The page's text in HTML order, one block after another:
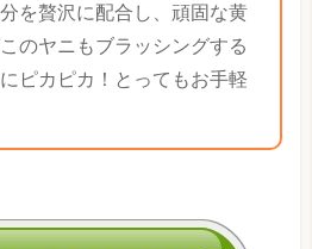
を贅沢に配合し、頑固な黄
のヤニもブラッシングする
ピカピカ！とってもお手軽